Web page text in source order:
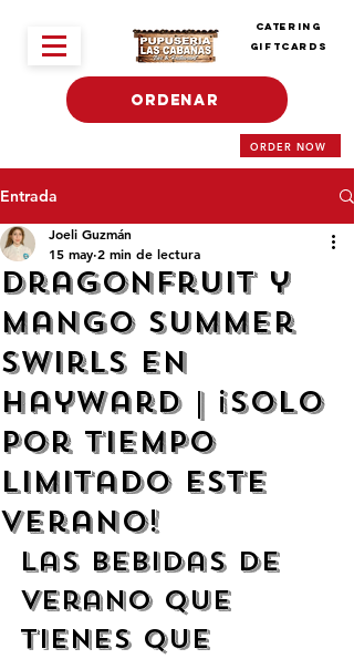
Catering
Giftcards
ORDER NOW
ORDENAR
Entrada
Dragonfruit y
Mango Summer
Swirls en
Hayward | ¡Solo
por Tiempo
Limitado este
Verano!
Joeli Guzmán
15 may 2 min de lectura
Las Bebidas de
Verano que
Tienes que